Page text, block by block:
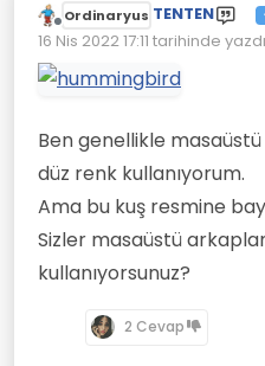
Çevrimdışı
Ordinaryus TENTEN
16 Nis 2022 17:11 tarihinde yazdı
Son düzenleyen:
Ben genellikle
düz renk kullanıyorum.
Ama bu kuş resmine
Sizler masaüstü
kullanıyorsunuz?
2 Cevap